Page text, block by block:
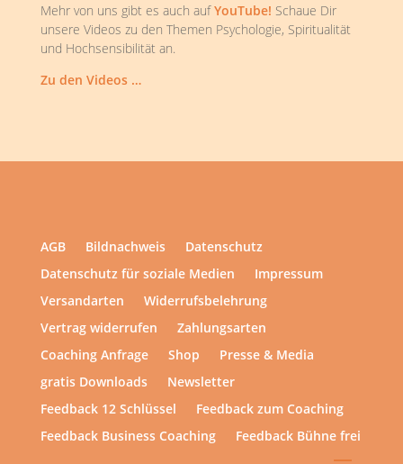
Mehr von uns gibt es auch aufYouTube! Schaue Dir
unsere Videos zu den Themen Psychologie, Spiritualität
und Hochsensibilität an.
Zu den Videos …
AGB Bildnachweis
Datenschutz
Datenschutz für soziale Medien
Impressum
Versandarten
Widerrufsbelehrung
Vertrag widerrufen
Zahlungsarten
Coaching Anfrage
Shop
Presse & Media
gratis Downloads
Newsletter
Feedback 12 Schlüssel
Feedback zum Coaching
Feedback Business Coaching
Feedback Bühne frei